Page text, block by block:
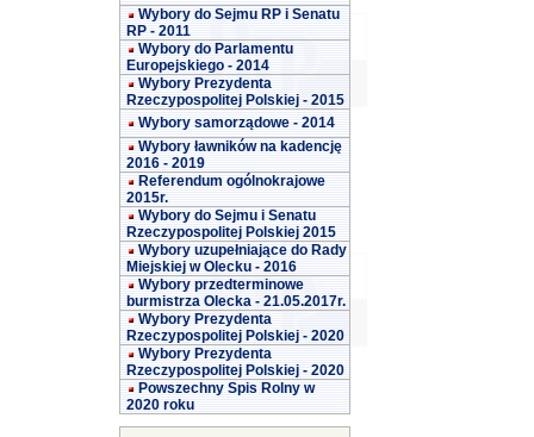
Wybory do Sejmu RP i Senatu
RP - 2011
Wybory do Parlamentu
Europejskiego - 2014
Wybory Prezydenta
Rzeczypospolitej Polskiej - 2015
Wybory samorządowe - 2014
Wybory ławników na kadencję
2016 - 2019
Referendum ogólnokrajowe
2015r.
Wybory do Sejmu i Senatu
Rzeczypospolitej Polskiej 2015
Wybory uzupełniające do Rady
Miejskiej w Olecku - 2016
Wybory przedterminowe
burmistrza Olecka - 21.05.2017r.
Wybory Prezydenta
Rzeczypospolitej Polskiej - 2020
Wybory Prezydenta
Rzeczypospolitej Polskiej - 2020
Powszechny Spis Rolny w
2020 roku